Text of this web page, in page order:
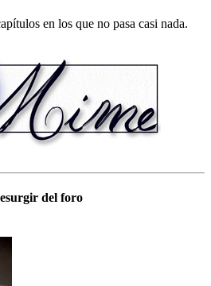
en los que no pasa casi nada.